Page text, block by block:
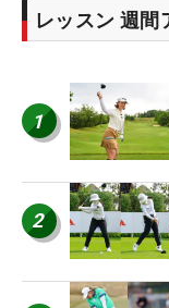
レッスン 週間
1
2